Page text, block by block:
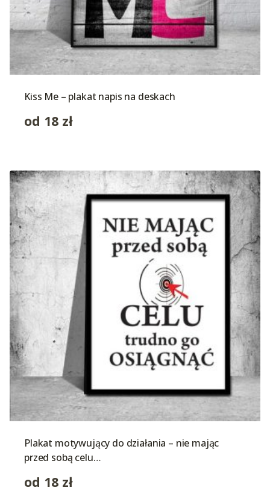
Kiss Me – plakat napis na deskach
od 18 zł
Plakat motywujący do działania – nie mając
przed sobą celu…
od 18 zł